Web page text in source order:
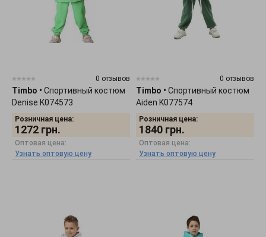
0 отзывов
Timbo • Спортивный костюм
Denise K074573
Розничная цена:
1272 грн.
Оптовая цена:
Узнать оптовую цену
0 отзывов
Timbo • Спортивный костюм
Aiden K077574
Розничная цена:
1840 грн.
Оптовая цена:
Узнать оптовую цену